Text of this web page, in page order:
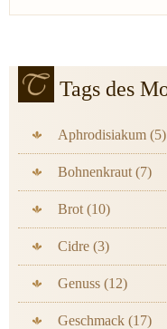
Tags des
Aphrodisiakum (5)
Bohnenkraut (7)
Brot (10)
Cidre (3)
Genuss (12)
Geschmack (17)